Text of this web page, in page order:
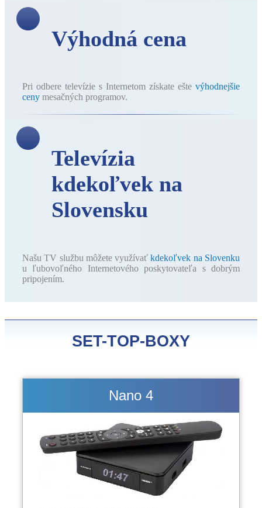
Výhodná cena
Pri odbere televízie s Internetom získate ešte výhodnejšie
ceny mesačných programov.
Televízia
kdekoľvek na
Slovensku
Našu TV službu môžete využívaťkdekoľvek na Slovenku
u ľubovoľného Internetového poskytovateľa s dobrým
pripojením.
SET-TOP-BOXY
Nano 4